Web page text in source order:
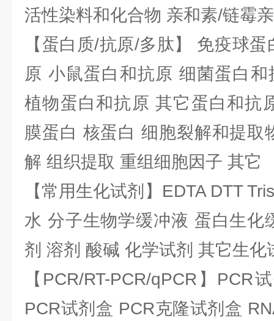
活性染料和化合物 亲和素/链霉
【蛋白质/抗原/多肽】 免疫球
原 小鼠蛋白和抗原 细菌蛋白
植物蛋白和抗原 其它蛋白和抗
膜蛋白 核蛋白 细胞裂解和提取
解 组织提取 重组细胞因子 其它
【常用生化试剂】EDTA DTT
水 分子生物学缓冲液 蛋白生化
剂 溶剂 酸碱 化学试剂 其它生化
【PCR/RT-PCR/qPCR】PCR
PCR试剂盒 PCR克隆试剂盒